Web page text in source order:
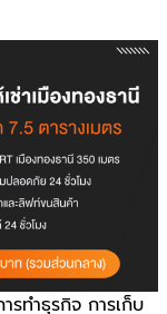
รทำธุรกิจ การเก็บ